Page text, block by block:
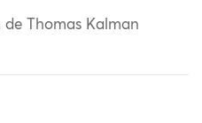
de Thomas Kalman